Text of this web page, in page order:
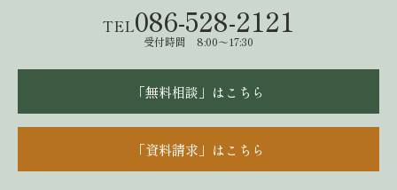
TEL086-528-2121
受付時間 8:00～17:30
「無料相談」はこちら
「資料請求」はこちら